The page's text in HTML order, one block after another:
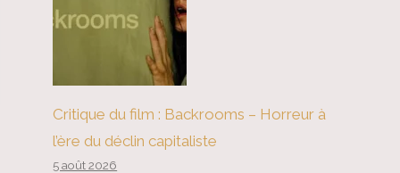
Critique du film : Backrooms – Horreur à
l’ère du déclin capitaliste
5 août 2026